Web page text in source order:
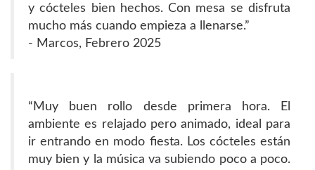
y cócteles bien hechos. Con mesa se disfruta
mucho más cuando empieza a llenarse.”
- Marcos, Febrero 2025
“Muy buen rollo desde primera hora. El
ambiente es relajado pero animado, ideal para
ir entrando en modo fiesta. Los cócteles están
muy bien y la música va subiendo poco a poco.